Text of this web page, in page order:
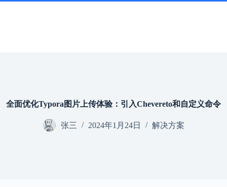
全面优化Typora图片上传体验：引入Chevereto和自定义命令
张三 2024年1月24日 解决方案